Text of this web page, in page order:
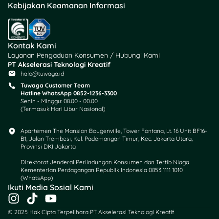
Jadi, sudah menentukan
gym yang cocok dan
sesuai budget? Sekarang
bisa bayar keanggotaan
dengankartu kreditsecara
praktis, aman, dan bisa cicil
tanpa bunga. Plus, Kamu
juga bisa dapetinreward
ataucashbackdari kartu
bandingkan kartu kreditnya
dari berbagai bank di
Tuwaga, laluapply
dan aman 🌟💳
Kebijakan Keamanan Informasi
Kontak Kami
Layanan Pengaduan Konsumen / Hubungi Kami
PT Akselerasi Teknologi Kreatif
halo@tuwaga.id
Tuwaga Customer Team
Hotline WhatsApp 0852-1236-3300
Senin - Minggu: 08.00 - 00.00
(Termasuk Hari Libur Nasional)
Apartemen The Mansion Bougenville, Tower Fontana, Lt. 16 Unit BF16-
B1, Jalan Trembesi, Kel. Pademangan Timur, Kec. Jakarta Utara,
Provinsi DKI Jakarta
Direktorat Jenderal Perlindungan Konsumen dan Tertib Niaga
Kementerian Perdagangan Republik Indonesia 0853 1111 1010
(WhatsApp)​
Ikuti Media Sosial Kami
I
n
T
i
Y
o
© 2025 Hak Cipta Terpelihara PT Akselerasi Teknologi Kreatif